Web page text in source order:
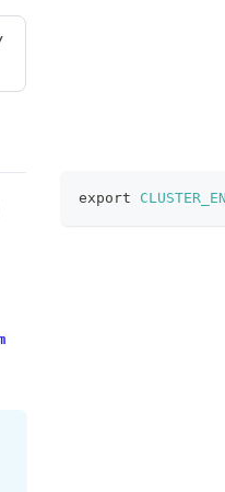
export